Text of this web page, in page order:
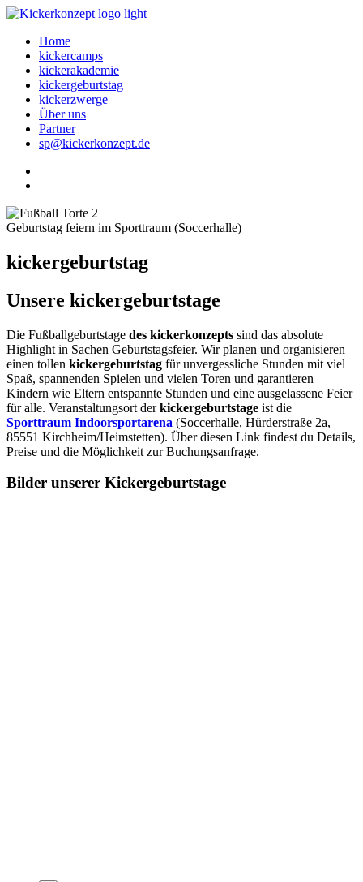
Home
kickercamps
kickerakademie
kickergeburtstag
kickerzwerge
Über uns
Partner
sp@kickerkonzept.de
Geburtstag feiern im Sporttraum (Soccerhalle)
kickergeburtstag
Unsere kickergeburtstage
Die Fußballgeburtstage des kickerkonzepts sind das absolute
Highlight in Sachen Geburtstagsfeier. Wir planen und organisieren
einen tollen kickergeburtstag für unvergessliche Stunden mit viel
Spaß, spannenden Spielen und vielen Toren und garantieren
Kindern wie Eltern entspannte Stunden und eine ausgelassene Feier
für alle. Veranstaltungsort derkickergeburtstage ist die
Sporttraum Indoorsportarena (Soccerhalle, Hürderstraße 2a,
85551 Kirchheim/Heimstetten). Über diesen Link findest du Details,
Preise und die Möglichkeit zur Buchungsanfrage.
Bilder unserer Kickergeburtstage